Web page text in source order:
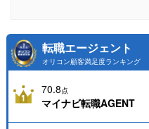
転職エージェント
オリコン顧客満足度ランキング
70.8点
マイナビ転職AGENT